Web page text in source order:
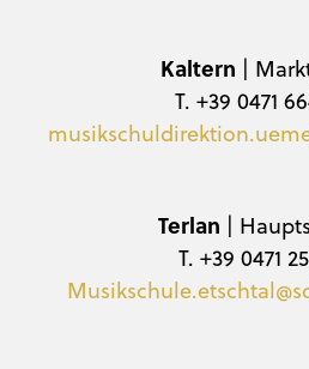
Kaltern |
T. +39 0471
Terlan |
T. +39 0471